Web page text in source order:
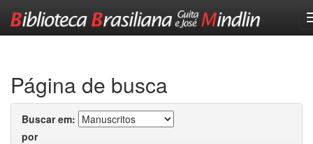
Página de busca
Buscar em:
por